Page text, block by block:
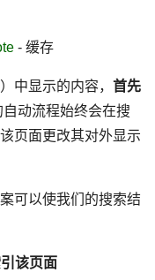
- 缓存
中显示的内容， 首先
动流程始终会在搜
页面更改其对外显示
可以使我们的搜索结
该页面